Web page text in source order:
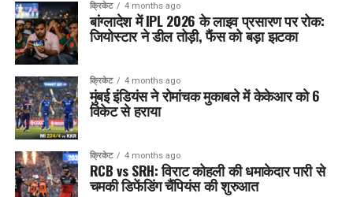
क्रिकेट 4 months ago
बांग्लादेश में IPL 2026 के लाइव प्रसारण पर रोक:
जियोस्टार ने डील तोड़ी, फैंस को बड़ा झटका
क्रिकेट 4 months ago
मुंबई इंडियंस ने रोमांचक मुकाबले में केकेआर को 6
विकेट से हराया
क्रिकेट 4 months ago
RCB vs SRH: विराट कोहली की धमाकेदार पारी से
चमकी डिफेंडिंग चैंपियंस की शुरुआत